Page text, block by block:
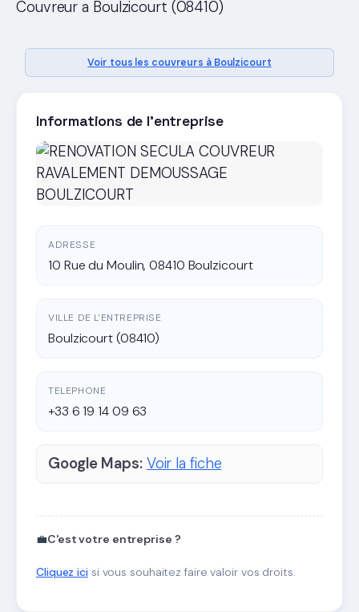
Couvreur a Boulzicourt (08410)
Voir tous les couvreurs à Boulzicourt
Informations de l'entreprise
ADRESSE
10 Rue du Moulin, 08410 Boulzicourt
VILLE DE L'ENTREPRISE
Boulzicourt (08410)
TELEPHONE
+33 6 19 14 09 63
Google Maps: Voir la fiche
💼C'est votre entreprise ?
Cliquez icisi vous souhaitez faire valoir vos droits.